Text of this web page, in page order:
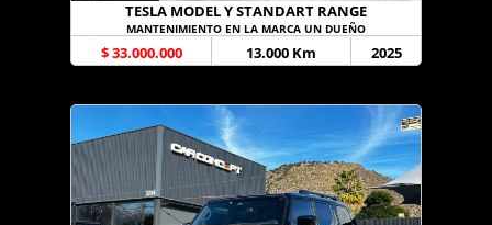
TESLA MODEL Y STANDART RANGE
MANTENIMIENTO EN LA MARCA UN DUEÑO
$ 33.000.000 13.000 Km 2025